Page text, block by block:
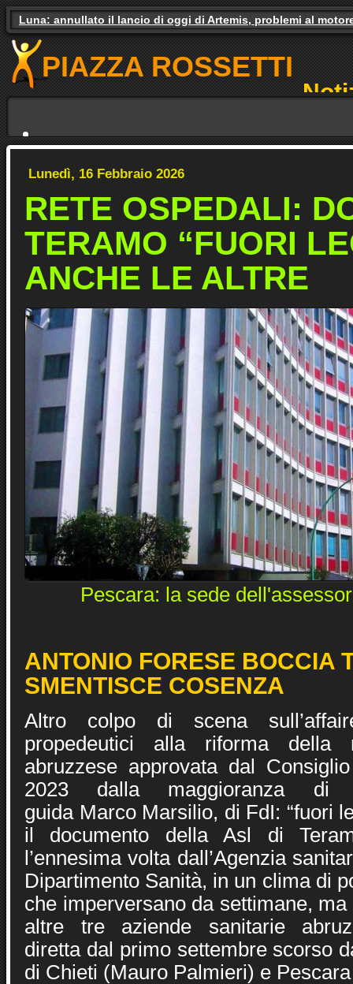
Gas e luce, il governo studia gli aiuti. Il pressing dei partiti
PIAZZA ROSSETTI
Lunedì, 16 Febbraio 2026
RETE OSPEDALI:
TERAMO “FUORI
ANCHE LE ALTRE
Pescara: la sede
ANTONIO FORESE BOCCIA
SMENTISCE COSENZA
Altro colpo di scena
propedeutici alla riforma della
abruzzese approvata dal
2023 dalla maggioranza di
guida Marco Marsilio, di FdI: “fuori
il documento della Asl di
l’ennesima volta dall’Agenzia
Dipartimento Sanità, in un clima di
che imperversano da settimane,
altre tre aziende sanitarie
diretta dal primo settembre scorso
di Chieti (Mauro Palmieri) e